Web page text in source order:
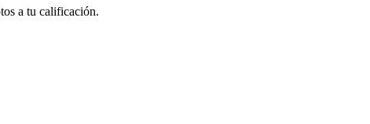
a tu calificación.